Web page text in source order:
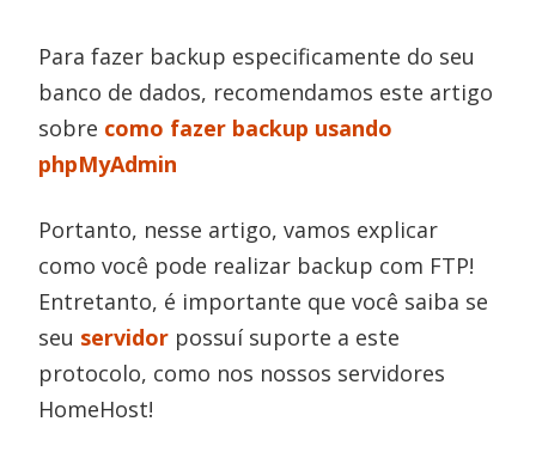
Para fazer backup especificamente do seu
banco de dados, recomendamos este artigo
sobre como fazer backup usando
phpMyAdmin
Portanto, nesse artigo, vamos explicar
como você pode realizar backup com FTP!
Entretanto, é importante que você saiba se
seu servidor possuí suporte a este
protocolo, como nos nossos servidores
HomeHost!